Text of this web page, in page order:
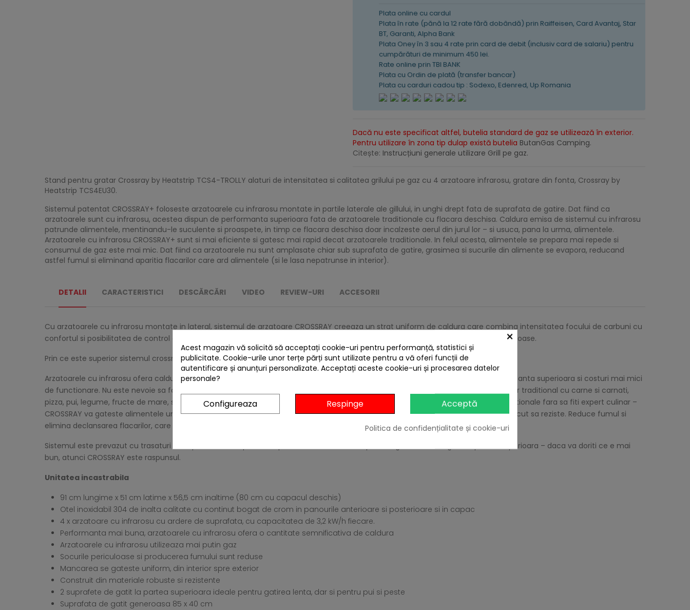
Plata online cu cardul
Plata în rate (pănă la 12 rate fără dobândă) prin Raiffeisen, Card Avantaj, Star
BT, Garanti, Alpha Bank
Plata Oney în 3 sau 4 rate prin card de debit (inclusiv card de salariu) pentru
cumpărături de minimum 450 lei.
Rate online prin TBI BANK
Plata cu Ordin de plată (transfer bancar)
Plata cu carduri cadou tip : Sodexo, Edenred, Up Romania
Dacă nu este specificat altfel, butelia standard de gaz se utilizează în exterior.
Pentru utilizare în zona tip dulap există butelia ButanGas Camping.
Citește: Instrucțiuni generale utilizare Grill pe gaz.
Stand pentru gratar Crossray by Heatstrip TCS4-TROLLY alaturi de intensitatea si calitatea grilului pe gaz cu 4 arzatoare infrarosu, gratare din fonta, Crossray by
Heatstrip TCS4EU30.
Sistemul patentat CROSSRAY+ foloseste arzatoarele cu infrarosu montate in partile laterale ale gillului, in unghi drept fata de suprafata de gatire. Dat fiind ca
arzatoarele sunt cu infrarosu, acestea dispun de performanta superioara fata de arzatoarele traditionale cu flacara deschisa. Caldura emisa de sistemul cu infrarosu
patrunde alimentele, mentinandu-le suculente si proaspete, in timp ce flacara deschisa doar incalzeste aerul din jurul lor – si usuca, pana la urma, alimentele.
Arzatoarele cu infrarosu CROSSRAY+ sunt si mai eficiente si gatesc mai rapid decat arzatoarele traditionale. In felul acesta, alimentele se prepara mai repede si
consumul de gaz este mai mic. Dat fiind ca arzatoarele nu sunt amplasate chiar sub suprafata de gatire, grasimea si sucurile din alimente se evapora, reducand
astfel fumul si eliminand aparitia flacarilor care ard alimentele (si le lasa nepatrunse in interior).
DETALII CARACTERISTICI DESCĂRCĂRI VIDEO REVIEW-URI ACCESORII
Cu arzatoarele cu infrarosu montate in lateral, sistemul de arzatoare CROSSRAY creeaza un strat uniform de caldura care combina intensitatea focului de carbuni cu
confortul si posibilitatea de control oferite de gaz – drept urmare, nu mai trebuie sa fiti expert culinar ca sa pregatiti alimente delicioase.
Prin ce este superior sistemul crossray?
Arzatoarele cu infrarosu ofera caldura semnificativ mai intensa si necesita un consum mai mic de gaz, ceea ce inseamna performanta superioara si costuri mai mici
de functionare. Nu este nevoie sa folositi mai multe dispozitive de gatit; oricum, CROSSRAY le face pe toate. Puteti pregati un gratar traditional cu carne si carnati,
pizza, pui, legume, fructe de mare, sau il puteti folosi drept cuptor in aer liber ori ca afumatoare. Veti obtine mereu rezultate exceptionale fara sa fiti expert culinar –
CROSSRAY va gateste alimentele uniform, mentinandu-le suculente si proaspete. Este fabricat din cele mai robuste materiale si facut sa reziste. Reduce fumul si
elimina declansarea flacarilor, care pot fi periculoase – pentru o experienta de neuitat a gatitului in aer liber.
Sistemul este prevazut cu trasaturi de top in domeniu, precum aprindere electrica si o suprafata generoasa de gatit in partea superioara – daca va doriti ce e mai
bun, atunci CROSSRAY este raspunsul.
Unitatea incastrabila
91 cm lungime x 51 cm latime x 56,5 cm inaltime (80 cm cu capacul deschis)
Otel inoxidabil 304 de inalta calitate cu continut bogat de crom in panourile anterioare si posterioare si in capac
4 x arzatoare cu infrarosu cu ardere de suprafata, cu capacitatea de 3,2 kW/h fiecare.
Performanta mai buna, arzatoarele cu infrarosu ofera o cantitate semnificativa de caldura
Arzatoarele cu infrarosu utilizeaza mai putin gaz
Socurile periculoase si producerea fumului sunt reduse
Mancarea se gateste uniform, din interior spre exterior
Construit din materiale robuste si rezistente
2 suprafete de gatit la partea superioara ideale pentru gatirea lenta, dar si pentru pui si peste
Suprafata de gatit generoasa 85 x 40 cm
×
Acest magazin vă solicită să acceptați cookie-uri pentru performanță, statistici și
publicitate. Cookie-urile unor terțe părți sunt utilizate pentru a vă oferi funcții de
autentificare și anunțuri personalizate. Acceptați aceste cookie-uri și procesarea datelor
personale?
Configureaza Respinge Acceptă
Politica de confidențialitate și cookie-uri